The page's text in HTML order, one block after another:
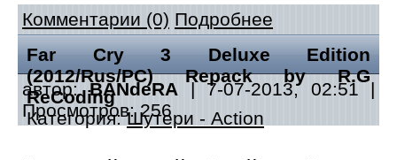
Комментарии (0) Подробнее
Far Cry 3 Deluxe Edition
(2012/Rus/PC) Repack by R.G
ReCoding
Категория:Шутери - Action
автор:BANdeRA | 7-07-2013, 02:51 |
Просмотров: 256